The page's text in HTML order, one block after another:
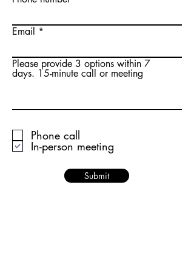
Email
Please provide 3 options within 7
days. 15-minute call or meeting
Phone call
In-person meeting
Submit